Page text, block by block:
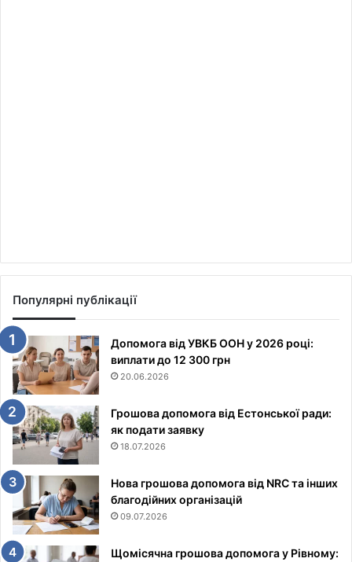
Популярні публікації
Допомога від УВКБ ООН у 2026 році:
виплати до 12 300 грн
20.06.2026
Грошова допомога від Естонської ради:
як подати заявку
18.07.2026
Нова грошова допомога від NRC та інших
благодійних організацій
09.07.2026
Щомісячна грошова допомога у Рівному: